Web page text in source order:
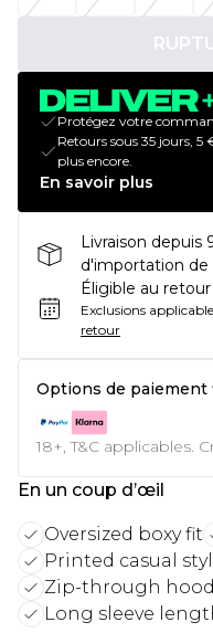
Protégez votre
Retours sous 35 jours,
plus encore.
En savoir plus
Livraison depuis
d'importation de
Éligible au retour
Exclusions
retour
Options de
18+, T&C applicables.
En un coup d’œil
Oversized boxy fit
Printed casual
Zip-through
Long sleeve